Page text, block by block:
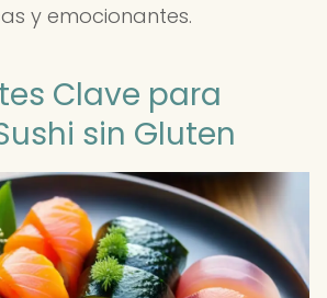
y emocionantes.
Clave para
sin Gluten